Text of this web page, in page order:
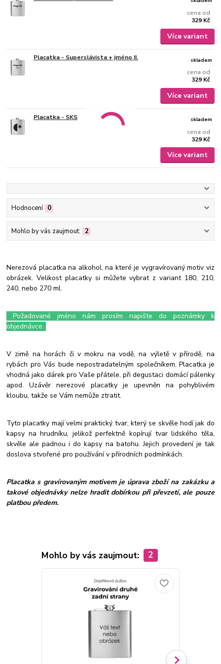
cena od
329 Kč
Více variant
Placatka - Superslávista + jméno II.
cena od
329 Kč
skladem
Více variant
Placatka - SKS
cena od
329 Kč
skladem
Více variant
Hodnocení 0
Mohlo by vás zaujmout: 2
Nerezová placatka na alkohol, na které je vygravírovaný motiv viz
obrázek. Velikost placatky si můžete vybrat z variant 180, 210,
240, nebo 270 ml.
Požadované jméno nám prosím napište do poznámky k
objednávce.
V zimě na horách či v mokru na vodě, na výletě v přírodě, na
rybách pro Vás bude nepostradatelným společníkem. Placatka je
vhodná jako dárek pro Vaše přátele, při degustaci domácí pálenky
apod. Uzávěr nerezové placatky je upevněn na pohyblivém
kloubu, takže se Vám nemůže ztratit.
Tyto placatky mají velmi praktický tvar, který se skvěle hodí jak do
kapsy na hrudníku, jelikož perfektně kopírují tvar lidského těla,
skvěle ale padnou i do kapsy na batohu. Jejich provedení je tak
doslova stvořené pro používání v přírodních podmínkách.
Placatka s gravírovaným motivem je úprava zboží na zakázku a
takové objednávky nelze hradit dobírkou při převzetí, ale pouze
platbou předem.
Mohlo by vás zaujmout: 2